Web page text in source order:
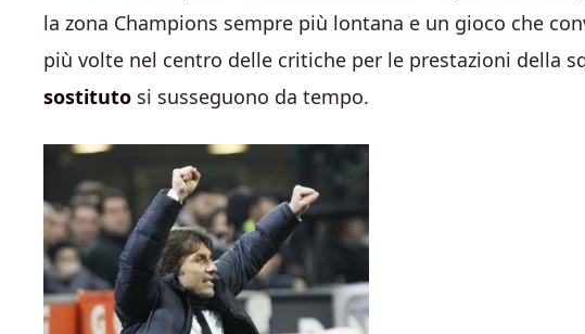
la zona Champions sempre più lontana e un gioco che
più volte nel centro delle critiche per le prestazioni della
sostituto si susseguono da tempo.